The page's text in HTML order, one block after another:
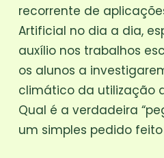
recorrente de
Artificial no dia a dia,
auxílio nos trabalhos
os alunos a
climático da utilização
Qual é a verdadeira
um simples pedido feito